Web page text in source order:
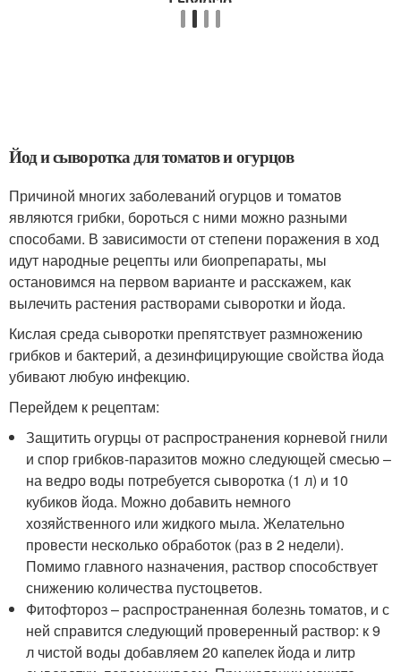
Йод и сыворотка для томатов и огурцов
Причиной многих заболеваний огурцов и томатов
являются грибки, бороться с ними можно разными
способами. В зависимости от степени поражения в ход
идут народные рецепты или биопрепараты, мы
остановимся на первом варианте и расскажем, как
вылечить растения растворами сыворотки и йода.
Кислая среда сыворотки препятствует размножению
грибков и бактерий, а дезинфицирующие свойства йода
убивают любую инфекцию.
Перейдем к рецептам:
Защитить огурцы от распространения корневой гнили
и спор грибков-паразитов можно следующей смесью –
на ведро воды потребуется сыворотка (1 л) и 10
кубиков йода. Можно добавить немного
хозяйственного или жидкого мыла. Желательно
провести несколько обработок (раз в 2 недели).
Помимо главного назначения, раствор способствует
снижению количества пустоцветов.
Фитофтороз – распространенная болезнь томатов, и с
ней справится следующий проверенный раствор: к 9
л чистой воды добавляем 20 капелек йода и литр